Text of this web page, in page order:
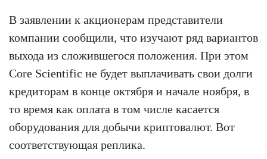
В заявлении к акционерам представители
компании сообщили, что изучают ряд вариантов
выхода из сложившегося положения. При этом
Core Scientific не будет выплачивать свои долги
кредиторам в конце октября и начале ноября, в
то время как оплата в том числе касается
оборудования для добычи криптовалют. Вот
соответствующая реплика.